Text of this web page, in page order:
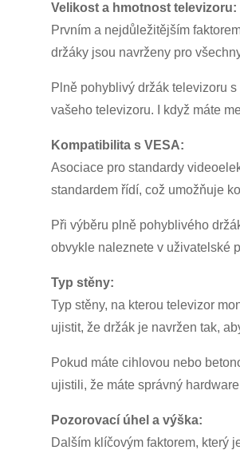
Velikost a hmotnost televizoru:
Prvním a nejdůležitějším
držáky jsou navrženy pro
Plně pohyblivý držák televizoru
vašeho televizoru. I když máte
Kompatibilita s VESA:
Asociace pro standardy
standardem řídí, což umožňuje
Při výběru plně pohyblivého
obvykle naleznete v uživatelské
Typ stěny:
Typ stěny, na kterou televizor
ujistit, že držák je navržen tak,
Pokud máte cihlovou nebo
ujistili, že máte správný
Pozorovací úhel a výška:
Dalším klíčovým faktorem, který